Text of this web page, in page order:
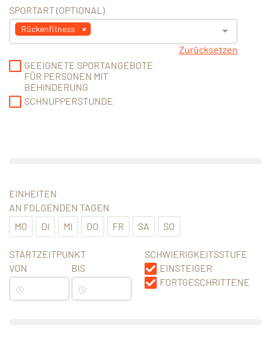
SPORTART (OPTIONAL)
Rückenfitness
Zurücksetzen
GEEIGNETE SPORTANGEBOTE
FÜR PERSONEN MIT
BEHINDERUNG
SCHNUPPERSTUNDE
EINHEITEN
AN FOLGENDEN TAGEN
MO
DI MI DO FR SA SO
STARTZEITPUNKT
VON
BIS
SCHWIERIGKEITSSTUFE
EINSTEIGER
FORTGESCHRITTENE